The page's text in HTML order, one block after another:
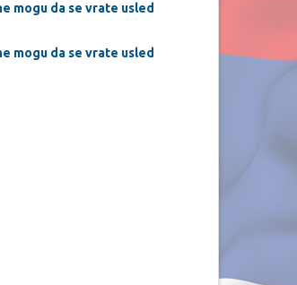
mogu da se vrate usled
mogu da se vrate usled